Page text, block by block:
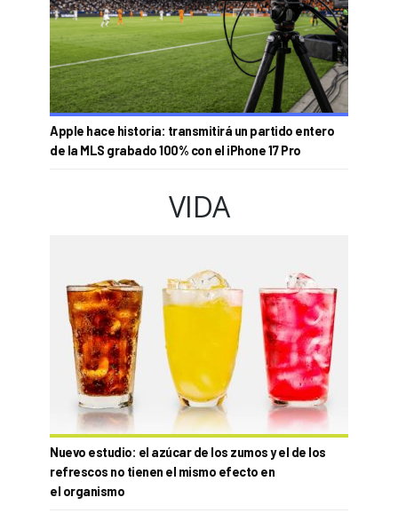
Apple hace historia: transmitirá un partido entero
de la MLS grabado 100% con el iPhone 17 Pro
VIDA
Nuevo estudio: el azúcar de los zumos y el de los
refrescos no tienen el mismo efecto en
el organismo